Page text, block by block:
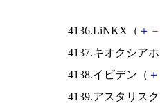
4136.LiNKX（ ＋ －
4137.キオクシア
4138.イビデン（ ＋
4139.アスタリス